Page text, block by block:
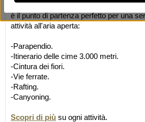
Immerso in uno spettacolare ambiente
è il punto di partenza perfetto per una
attività all'aria aperta:
-Parapendio.
-Itinerario delle cime 3.000 metri.
-Cintura dei fiori.
-Vie ferrate.
-Rafting.
-Canyoning.
Scopri di più su ogni attività.